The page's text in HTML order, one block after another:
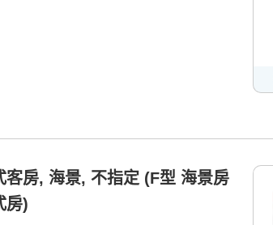
客房, 海景, 不指定 (F型 海景房
房)